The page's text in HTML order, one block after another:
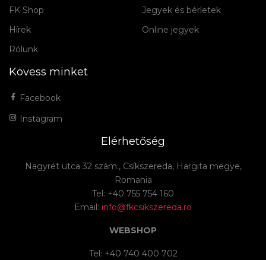
FK Shop
Hírek
Rólunk
Jegyek és bérletek
Online jegyek
Kövess minket
Facebook
Instagram
Elérhetőség
Nagyrét utca 32 szám., Csíkszereda, Hargita megye,
Romania
Tel: +40 755 754 160
Email: info@fkcsikszereda.ro
WEBSHOP
Tel: +40 740 400 702